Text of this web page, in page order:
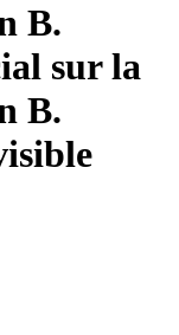
B.
sur la
B.